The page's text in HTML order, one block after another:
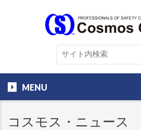
MENU
コスモス・ニュース